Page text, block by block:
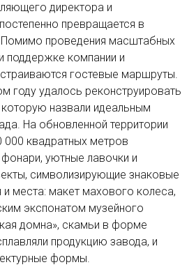
директора и
превращается в
проведения масштабных
поддержке компании и
гостевые маршруты.
году удалось реконструировать
назвали идеальным
На обновленной территории
квадратных метров
уютные лавочки и
символизирующие знаковые
места: макет махового колеса,
экспонатом музейного
домна», скамьи в форме
продукцию завода, и
формы.